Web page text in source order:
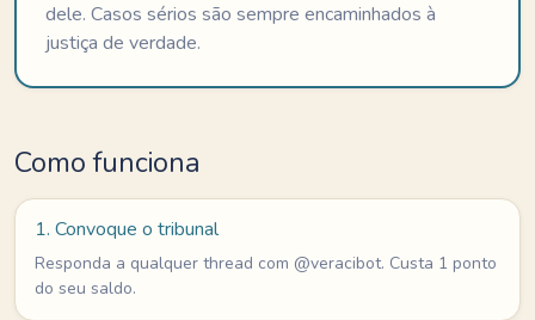
dele. Casos sérios são sempre encaminhados à
justiça de verdade.
Como funciona
1. Convoque o tribunal
Responda a qualquer thread com @veracibot. Custa 1 ponto
do seu saldo.